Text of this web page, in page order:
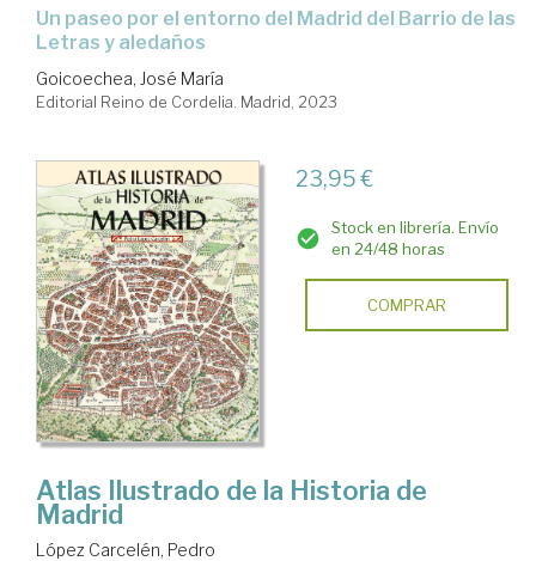
un paseo por el entorno del Madrid del Barrio de las
Letras y aledaños
Goicoechea, José María
Editorial Reino de Cordelia. Madrid, 2023
23,95 €
Stock en librería. Envío
en 24/48 horas
COMPRAR
Atlas Ilustrado de la Historia de
Madrid
López Carcelén, Pedro